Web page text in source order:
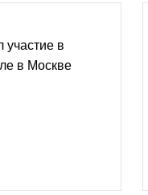
участие в
в Москве